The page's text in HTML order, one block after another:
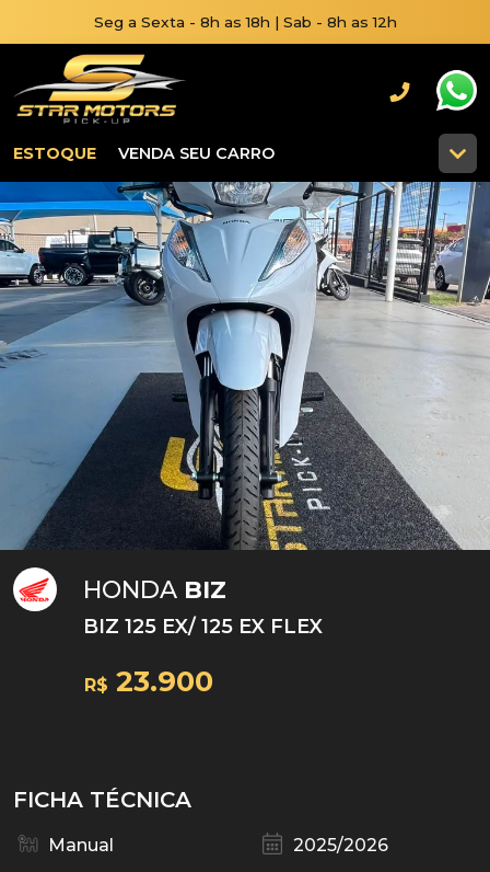
Seg a Sexta - 8h as 18h | Sab - 8h as 12h
ESTOQUE VENDA SEU CARRO
HONDA BIZ
BIZ 125 EX/ 125 EX FLEX
R$ 23.900
FICHA TÉCNICA
Manual 2025/2026